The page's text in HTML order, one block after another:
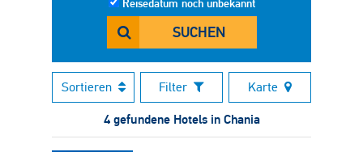
Reisedatum noch unbekannt
SUCHEN
Sortieren Filter Karte
4 gefundene Hotels in Chania